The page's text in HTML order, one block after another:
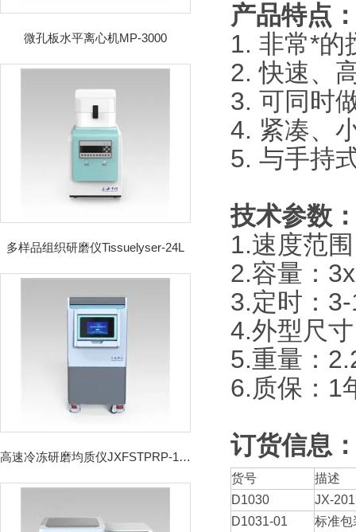
微孔板水平离心机MP-3000
多样品组织研磨仪Tissuelyser-24L
高速冷冻研磨均质仪JXFSTPRP-192CL
产品特点
1. 非常*的
2. 快速、
3. 可同时
4. 紧凑、
5. 与手持
技术参数
1.速度范
2.容量：
3.定时：
4.外型尺
5.重量：
6.质保：1
订货信息
货号
描述
D1030
JX-
D1031-01
标准包